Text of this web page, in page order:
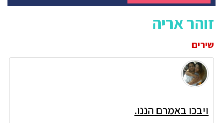
זוהר אריה
שירים
ויבכו באמרם הננו.